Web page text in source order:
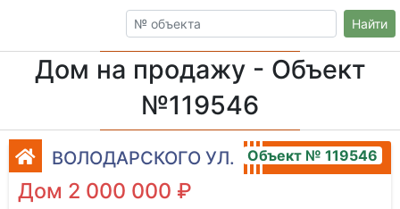
Найти
Дом на продажу - Объект
№119546
ВОЛОДАРСКОГО УЛ. Объект № 119546
Дом 2 000 000 ₽